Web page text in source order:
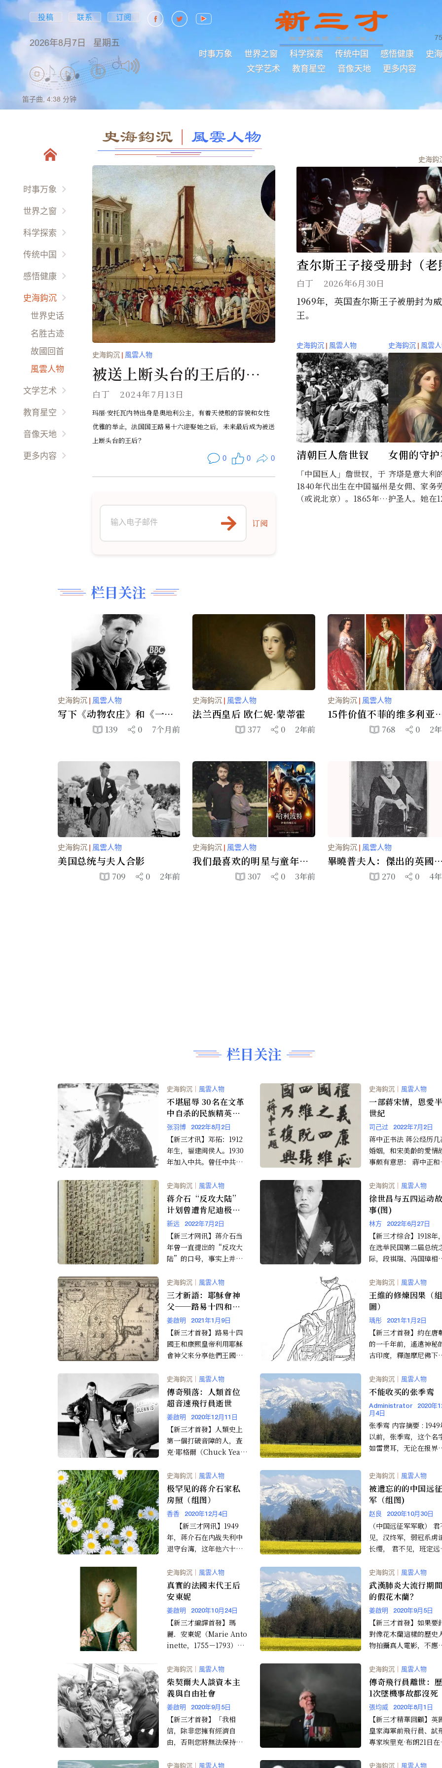
投稿 联系 订阅
2026年8月7日 星期五 75
时事万象 世界之窗 科学探索 传统中国 感悟健康
史
文学艺术
教育星空 音像天地 更多内容
笛子曲, 4:38 分钟
时事万象
两岸三地
财经动态
娱乐干线
時尚精品
世界之窗
他鄉异客
环球风情
西哲信仰
科学探索
宇宙時空
生命奥秘
传统中国
以人为鉴
感悟健康
先科新觉
养生之道
天伦之乐
幽情雅趣
感悟生活
男来女往
礼仪职场
美食厨艺
史海鈎沉
世界史话
名胜古迹
故國回首
風雲人物
文学艺术
专栏作家
作品新创
教育星空
小画家
音像天地
古典音乐
更多内容
史海鈎沉 風雲人物
史海鈎沉 | 風雲人物
被送上断头台的王后的真
實人生
白丁 2024年7月13日
玛丽·安托瓦内特出身是奥地利公主，有着天使般的容貌和女性
优雅的举止，法国国王路易十六迎娶她之后，未来最后成为被送
上断头台的王后？
0 0 0
订阅
史海鈎
查尔斯王子接受册封（老
白丁 2026年6月30日
1969年，英国查尔斯王子被册封为
王。
史海鈎沉 | 風雲人物
清朝巨人詹世钗
「中国巨人」詹世钗，于
1840年代出生在中国福州
（或说北京）。1865年至
史海鈎沉 | 風雲
女佣的守
齐塔
齐塔是意大利
是女佣、家务
护圣人。她在
栏目关注
史海鈎沉| 風雲人物
写下《动物农庄》和《一九
八四》的英国作家乔治．欧
139 0 7个月前
史海鈎沉| 風雲人物
法兰西皇后 欧仁妮·蒙蒂霍
377 0 2年前
史海鈎沉| 風雲人物
15件价值不菲的维多利亚
768 0 2
史海鈎沉| 風雲人物
美国总统与夫人合影
709 0 2年前
史海鈎沉| 風雲人物
我们最喜欢的明星与童年时
萌照（组图）307 0 3年前
史海鈎沉| 風雲人物
畢曉普夫人：傑出的英國攝
影師及旅行家270 0 4
栏目关注
史海鈎沉 ｜ 風雲人物
不堪屈辱 30名在文革
中自杀的民族精英旧
照（组图）
张羽博 2022年8月2日
【新三才讯】邓拓：1912
年生，福建闽侯人。1930
年加入中共。曾任中共北
民日报》总编辑和...
史海鈎沉 ｜ 風雲人物
一部蔣宋情，恩愛半
世紀
司己过 2022年7月2日
蒋中正书法 蒋公经历几次
婚姻，和宋美齡的愛情
事颇有意思： 蔣中正和宋
界，蔣中正是一個...
史海鈎沉 ｜ 風雲人物
蒋介石“反攻大陆”
计划曾遭肯尼迪极力
反对
新远 2022年7月2日
【新三才网讯】蒋介石当
年曾一直提出的“反攻大
陆”的口号，事实上并不
史海鈎沉 ｜ 風雲人物
徐世昌与五四运动故
事(图)
林方 2022年6月27日
【新三才综合】1918年，
在选举民国第二届总统
际，段祺瑞、冯国璋相
的徐世昌遂作为&ldq...
史海鈎沉 ｜ 風雲人物
三才新語：耶穌會神
父──路易十四和清
康熙之間的使節
姜啟明 2021年1月9日
【新三才首發】路易十四
國王和康熙皇帝利用耶穌
會神父來分享他們王國豐
及智慧。儘管兩個文明之
間隔著...
史海鈎沉 ｜ 風雲人物
王維的修煉因果（組
圖）
瑀彤 2021年1月2日
【新三才首發】約在唐
的一千年前，遙遠神秘
古印度，釋迦摩尼佛下
摩詰菩薩那時也一同下世
做個在...
史海鈎沉 ｜ 風雲人物
傳奇殞落：人類首位
超音速飛行員逝世
姜啟明 2020年12月11日
【新三才首發】人類史上
第一個打破音障的人，查
克·耶格爾（Chuck Yeag
據耶格爾的推...
史海鈎沉 ｜ 風雲人物
不能收买的张季鸾
Administrator
2020年
月4日
张季鸾 内容摘要 : 1949年
以前，张季鸾，这个名
如雷贯耳，无论在报界
闻圈，知...
史海鈎沉 ｜ 風雲人物
极罕见的蒋介石家私
房照（组图）
香香 2020年12月4日
年，蒋介石在内战失利中
退守台湾，这年他六十二
史海鈎沉 ｜ 風雲人物
被遗忘的的中国远征
军（组图)
赵良 2020年10月30日
（中国远征军军歌） 君不
见，汉终军，弱冠系虏
长缨， 君不见，班定远
是重危行，岂...
史海鈎沉 ｜ 風雲人物
真實的法國末代王后
安東妮
姜啟明 2020年10月24日
【新三才編譯首發】瑪
麗．安東妮（Marie Anto
inette，1755－1793），
為法國...
史海鈎沉 ｜ 風雲人物
武漢肺炎大流行期間
的假花木蘭？
姜啟明 2020年9月5日
【新三才首發】如果要
對像花木蘭這樣的歷史
物拍攝真人電影，不應
最後挑選出一位不僅在角
色上與...
史海鈎沉 ｜ 風雲人物
柴契爾夫人談資本主
義與自由社會
姜啟明 2020年9月5日
【新三才首發】「我相
信，除非您擁有經濟自
由，否則您將無法保持政
在整個經濟中擁有很大一
史海鈎沉 ｜ 風雲人物
傳奇飛行員離世：
1次墜機事故都沒死
張均威 2020年8月1日
【新三才精華回顧】英
皇家海軍前飛行員、試
專家埃里克·布朗21日在
享年97歲。英國《獨...
史海鈎沉 ｜ 風雲人物 史海鈎沉 ｜ 風雲人物